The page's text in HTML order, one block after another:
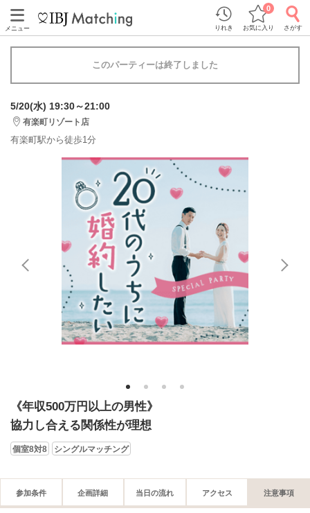
メニュー りれき お気に入り
0
さがす
このパーティーは終了しました
5/20(水) 19:30～21:00
有楽町リゾート店
有楽町駅から徒歩1分
1 2 3 4
《年収500万円以上の男性》
協力し合える関係性が理想
個室8対8 シングルマッチング
参加条件 企画詳細 当日の流れ アクセス 注意事項